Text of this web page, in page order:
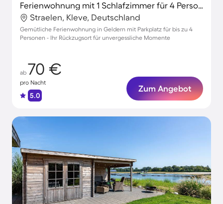
Ferienwohnung mit 1 Schlafzimmer für 4 Personen
Straelen, Kleve, Deutschland
Gemütliche Ferienwohnung in Geldern mit Parkplatz für bis zu 4
Personen - Ihr Rückzugsort für unvergessliche Momente
ab 70 €
pro Nacht
5.0
Zum Angebot